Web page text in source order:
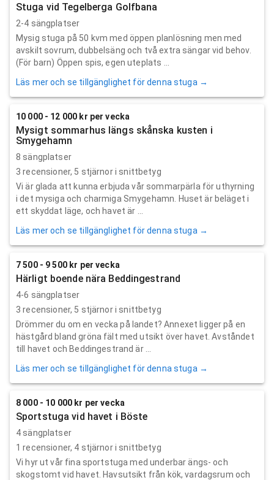
Stuga vid Tegelberga Golfbana
2-4 sängplatser
Mysig stuga på 50 kvm med öppen planlösning men med
avskilt sovrum, dubbelsäng och två extra sängar vid behov.
(För barn) Öppen spis, egen uteplats ...
Läs mer och se tillgänglighet för denna stuga →
10 000 - 12 000 kr per vecka
Mysigt sommarhus längs skånska kusten i
Smygehamn
8 sängplatser
3 recensioner, 5 stjärnor i snittbetyg
Vi är glada att kunna erbjuda vår sommarpärla för uthyrning
i det mysiga och charmiga Smygehamn. Huset är beläget i
ett skyddat läge, och havet är ...
Läs mer och se tillgänglighet för denna stuga →
7 500 - 9 500 kr per vecka
Härligt boende nära Beddingestrand
4-6 sängplatser
3 recensioner, 5 stjärnor i snittbetyg
Drömmer du om en vecka på landet? Annexet ligger på en
hästgård bland gröna fält med utsikt över havet. Avståndet
till havet och Beddingestrand är ...
Läs mer och se tillgänglighet för denna stuga →
8 000 - 10 000 kr per vecka
Sportstuga vid havet i Böste
4 sängplatser
1 recensioner, 4 stjärnor i snittbetyg
Vi hyr ut vår fina sportstuga med underbar ängs- och
skogstomt vid havet. Havsutsikt från kök, vardagsrum och